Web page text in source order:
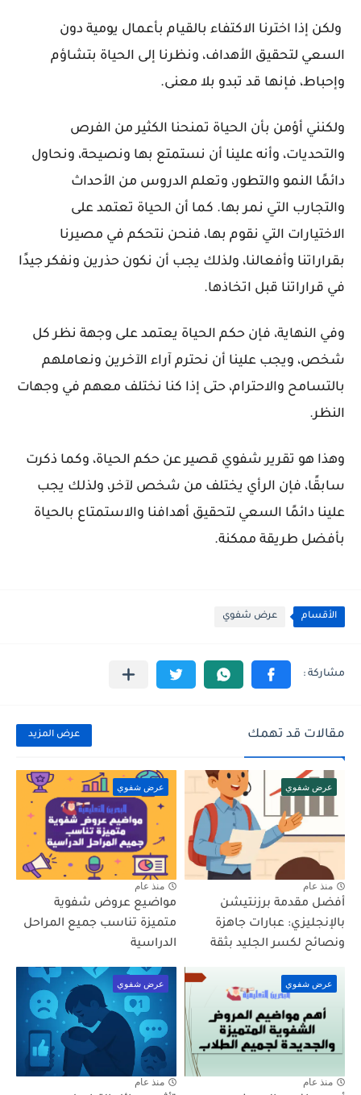
ولكن إذا اخترنا الاكتفاء بالقيام بأعمال يومية دون
السعي لتحقيق الأهداف، ونظرنا إلى الحياة بتشاؤم
وإحباط، فإنها قد تبدو بلا معنى.
ولكنني أؤمن بأن الحياة تمنحنا الكثير من الفرص
والتحديات، وأنه علينا أن نستمتع بها ونصيحة، ونحاول
دائمًا النمو والتطور، وتعلم الدروس من الأحداث
والتجارب التي نمر بها. كما أن الحياة تعتمد على
الاختيارات التي نقوم بها، فنحن نتحكم في مصيرنا
بقراراتنا وأفعالنا، ولذلك يجب أن نكون حذرين ونفكر جيدًا
في قراراتنا قبل اتخاذها.
وفي النهاية، فإن حكم الحياة يعتمد على وجهة نظر كل
شخص، ويجب علينا أن نحترم آراء الآخرين ونعاملهم
بالتسامح والاحترام، حتى إذا كنا نختلف معهم في وجهات
النظر.
وهذا هو تقرير شفوي قصير عن حكم الحياة، وكما ذكرت
سابقًا، فإن الرأي يختلف من شخص لآخر، ولذلك يجب
علينا دائمًا السعي لتحقيق أهدافنا والاستمتاع بالحياة
بأفضل طريقة ممكنة.
الأقسام عرض شفوي
مقالات قد تهمك عرض المزيد
عرض شفوي
منذ عام
أفضل مقدمة برزنتيشن
بالإنجليزي: عبارات جاهزة
ونصائح لكسر الجليد بثقة
عرض شفوي
منذ عام
مواضيع عروض شفوية
متميزة تناسب جميع المراحل
الدراسية
عرض شفوي
منذ عام
عرض شفوي
منذ عام